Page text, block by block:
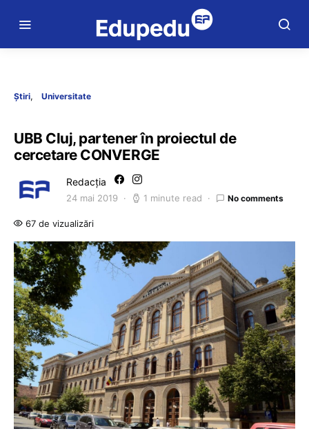
Știri Universitate
UBB Cluj, partener în proiectul de
cercetare CONVERGE
Redacția
24 mai 2019 1 minute read No comments
67 de vizualizări